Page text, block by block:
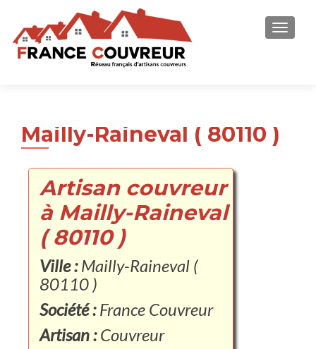
Mailly-Raineval ( 80110 )
Artisan couvreur
à Mailly-Raineval
( 80110 )
Ville :Mailly-Raineval (
80110 )
Société :France Couvreur
Artisan :Couvreur